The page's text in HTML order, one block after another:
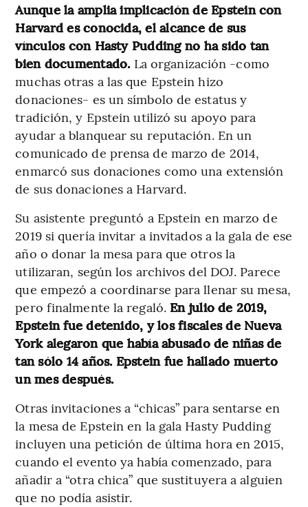
Aunque la amplia implicación de Epstein con
Harvard es conocida, el alcance de sus
vínculos con Hasty Pudding no ha sido tan
bien documentado. La organización -como
muchas otras a las que Epstein hizo
donaciones- es un símbolo de estatus y
tradición, y Epstein utilizó su apoyo para
ayudar a blanquear su reputación. En un
comunicado de prensa de marzo de 2014,
enmarcó sus donaciones como una extensión
de sus donaciones a Harvard.
Su asistente preguntó a Epstein en marzo de
2019 si quería invitar a invitados a la gala de ese
año o donar la mesa para que otros la
utilizaran, según los archivos del DOJ. Parece
que empezó a coordinarse para llenar su mesa,
pero finalmente la regaló. En julio de 2019,
Epstein fue detenido, y los fiscales de Nueva
York alegaron que había abusado de niñas de
tan sólo 14 años. Epstein fue hallado muerto
un mes después.
Otras invitaciones a “chicas” para sentarse en
la mesa de Epstein en la gala Hasty Pudding
incluyen una petición de última hora en 2015,
cuando el evento ya había comenzado, para
añadir a “otra chica” que sustituyera a alguien
que no podía asistir.